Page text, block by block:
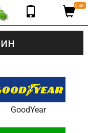
0 шт.
GoodYear